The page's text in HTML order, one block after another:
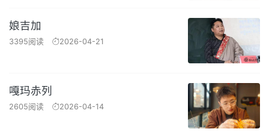
娘吉加
3395阅读 2026-04-21
嘎玛赤列
2605阅读 2026-04-14